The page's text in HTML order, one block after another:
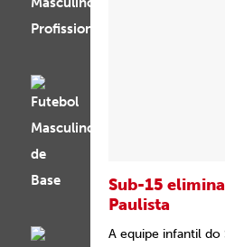
Sub-15
Paulista
A equipe infantil do